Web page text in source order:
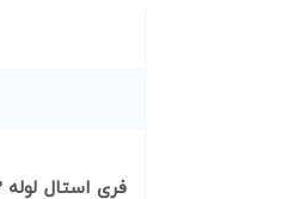
فری استال لوله 2 اینچ (لوله6) 200